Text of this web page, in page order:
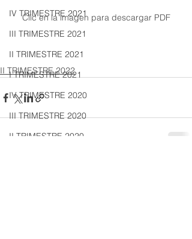
IV TRIMESTRE 2021
III TRIMESTRE 2021
II TRIMESTRE 2021
I TRIMESTRE 2021
IV TRIMESTRE 2020
III TRIMESTRE 2020
II TRIMESTRE 2020
Clic en la imagen para descargar PDF
II TRIMESTRE 2022